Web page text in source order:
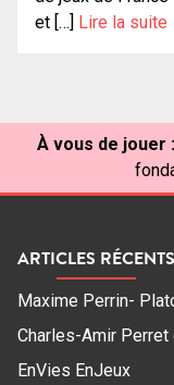
et […] Lire la suite
À vous de jouer :
ARTICLES RÉCENTS
Maxime Perrin-
Charles-Amir
EnVies EnJeux